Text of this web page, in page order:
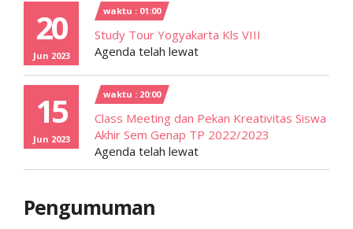
20
Jun 2023
waktu : 01:00
Study Tour Yogyakarta Kls VIII
Agenda telah lewat
15
Jun 2023
waktu : 20:00
Class Meeting dan Pekan Kreativitas Siswa
Akhir Sem Genap TP 2022/2023
Agenda telah lewat
Pengumuman